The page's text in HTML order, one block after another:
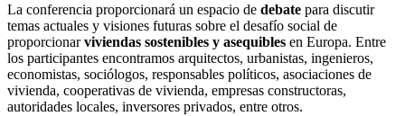
La conferencia proporcionará un espacio de debate para discutir
temas actuales y visiones futuras sobre el desafío social de
proporcionarviviendas sostenibles y asequibles en Europa. Entre
los participantes encontramos arquitectos, urbanistas, ingenieros,
economistas, sociólogos, responsables políticos, asociaciones de
vivienda, cooperativas de vivienda, empresas constructoras,
autoridades locales, inversores privados, entre otros.